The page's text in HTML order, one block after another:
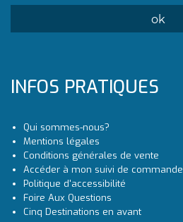
INFOS PRATIQUES
Qui sommes-nous?
Mentions légales
Conditions générales de vente
Accéder à mon suivi de commande
Politique d'accessibilité
Foire Aux Questions
Cinq Destinations en avant